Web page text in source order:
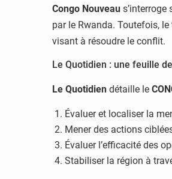
Congo Nouveau
par le Rwanda. Toutefois,
visant à résoudre le conflit.
Le Quotidien : une feuille
Le Quotidien détaille le
Évaluer et localiser la
Mener des actions
Évaluer l’efficacité des
Stabiliser la région à